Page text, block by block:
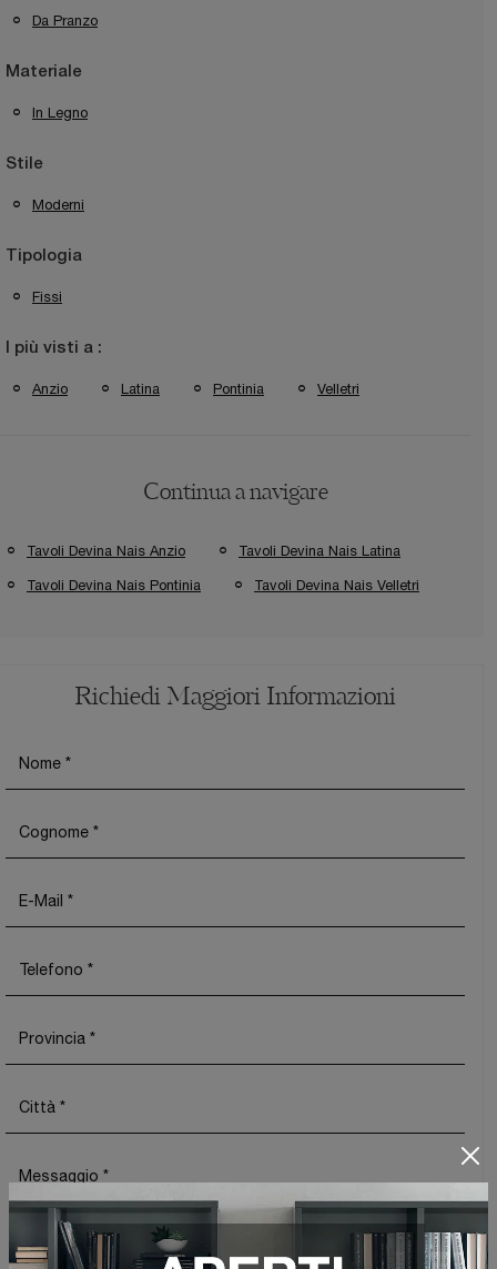
Da Pranzo
Materiale
In Legno
Stile
Moderni
Tipologia
Fissi
I più visti a :
Anzio Latina Pontinia Velletri
Continua a navigare
Tavoli Devina Nais Anzio Tavoli Devina Nais Latina
Tavoli Devina Nais Pontinia Tavoli Devina Nais Velletri
Richiedi Maggiori Informazioni